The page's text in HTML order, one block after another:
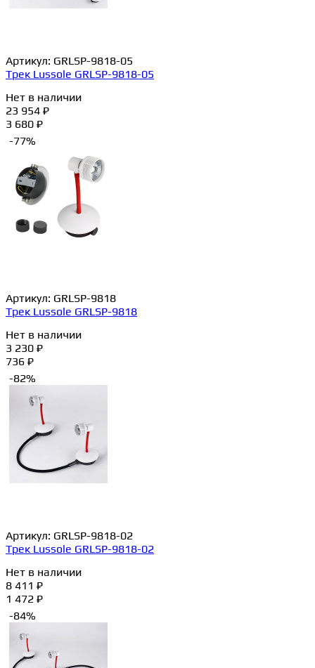
Артикул: GRLSP-9818-05
Трек Lussole GRLSP-9818-05
Нет в наличии
23 954 ₽
3 680 ₽
-77%
Артикул: GRLSP-9818
Трек Lussole GRLSP-9818
Нет в наличии
3 230 ₽
736 ₽
-82%
Артикул: GRLSP-9818-02
Трек Lussole GRLSP-9818-02
Нет в наличии
8 411 ₽
1 472 ₽
-84%